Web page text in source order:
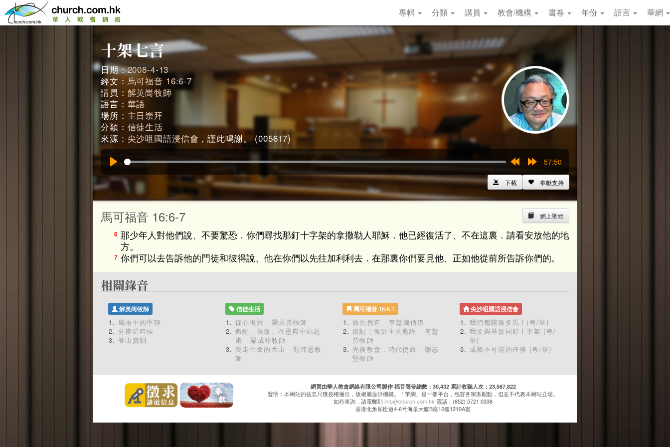
專輯 分類 講員 教會/機構 書卷 年份 語言 華網
日期：2008-4-13
經文： 馬可福音 16:6-7
講員： 解英崗牧師
語言： 華語
場所： 主日崇拜
分類： 信徒生活
來源： 尖沙咀國語浸信會 ，謹此鳴謝。 (005617)
15s
15s
57:50
奉獻支持
下載
網上聖經
馬可福音 16:6-7
6 那少年人對他們說、不要驚恐．你們尋找那釘十字架的拿撒勒人耶穌．他已經復活了、不在這裏．請看安放他的地
方。
7 你們可以去告訴他的門徒和彼得說、他在你們以先往加利利去．在那裏你們要見他、正如他從前所告訴你們的。
解英崗牧師
風雨中的寧靜
分辨這時候
登山寶訓
信徒生活
從心復興 - 梁永善牧師
儆醒、信服、在恩典中站起
來 - 梁成裕牧師
踢走生命的大山 - 顏沛恩牧
師
馬可福音 16:6-7
新的創造 - 李慧珊傳道
後記：復活主的應許 - 何慧
芬牧師
光復教會，時代使命 - 謝志
堅牧師
尖沙咀國語浸信會
我們都該像多馬！(粵/華)
我要與基督同釘十字架 (粵/
華)
成就不可能的任務 (粵/華)
網頁由華人教會網絡有限公司製作 福音聲帶總數：30,432 累計收聽人次：23,587,822
聲明：本網站的信息只獲授權播出，版權屬提供機構。「華網」是一個平台，包容各宗派觀點，但並不代表本網站立場。
如有查詢，請電郵到info@church.com.hk 電話：(852) 5721 0338
香港北角屈臣道4-6号海景大廈B座12樓1210A室